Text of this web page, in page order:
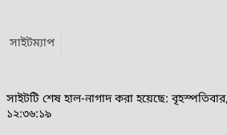
সাইটম্যাপ
সাইটটি শেষ হাল-নাগাদ করা হয়েছে:
১২:৩৬:১৯